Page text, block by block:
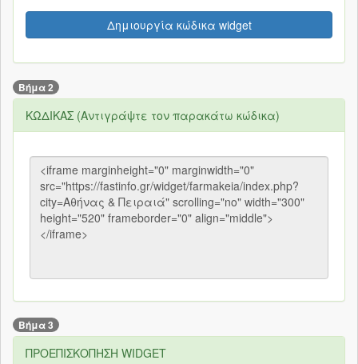
Δημιουργία κώδικα widget
Βήμα 2
ΚΩΔΙΚΑΣ (Αντιγράψτε τον παρακάτω κώδικα)
Βήμα 3
ΠΡΟΕΠΙΣΚΟΠΗΣΗ WIDGET